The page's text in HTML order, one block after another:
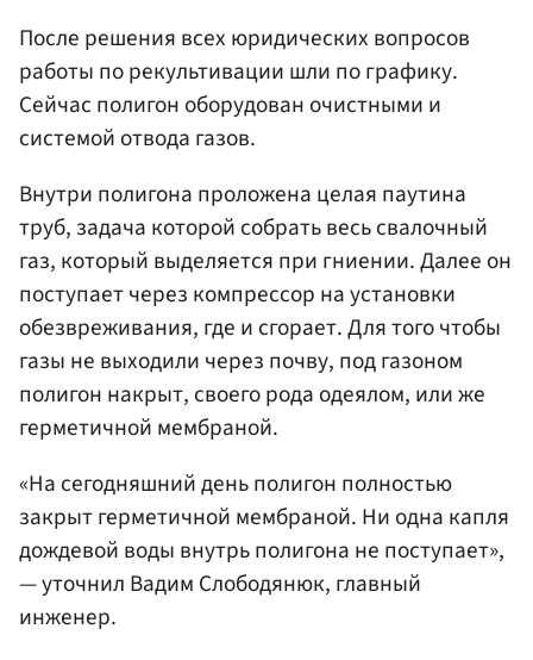
После решения всех юридических вопросов
работы по рекультивации шли по графику.
Сейчас полигон оборудован очистными и
системой отвода газов.
Внутри полигона проложена целая паутина
труб, задача которой собрать весь свалочный
газ, который выделяется при гниении. Далее он
поступает через компрессор на установки
обезвреживания, где и сгорает. Для того чтобы
газы не выходили через почву, под газоном
полигон накрыт, своего рода одеялом, или же
герметичной мембраной.
«На сегодняшний день полигон полностью
закрыт герметичной мембраной. Ни одна капля
дождевой воды внутрь полигона не поступает»,
— уточнил Вадим Слободянюк, главный
инженер.